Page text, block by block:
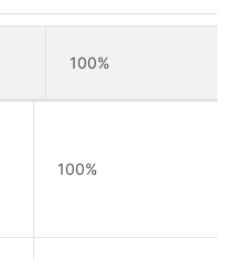
100%
100%